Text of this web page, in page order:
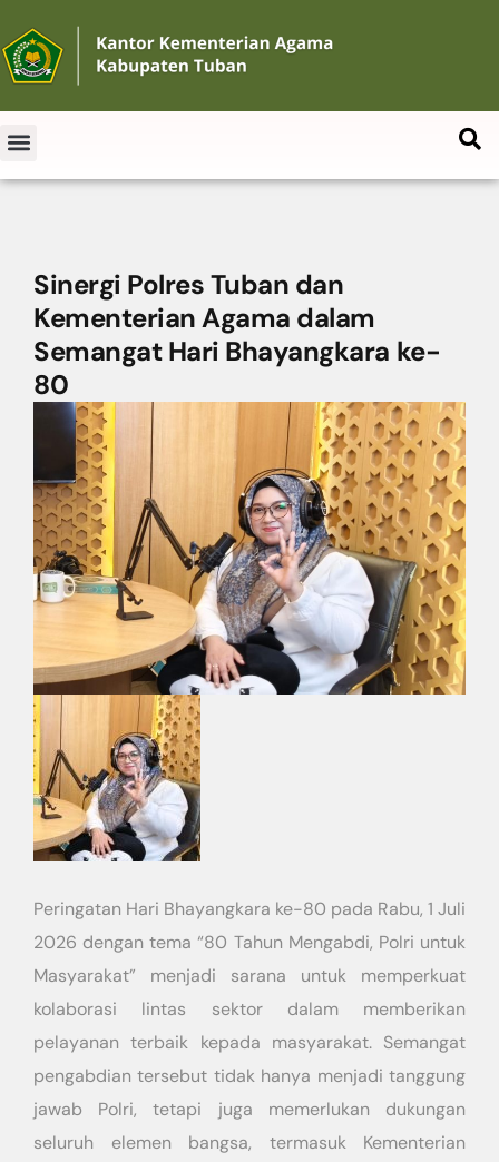
Sinergi Polres Tuban dan
Kementerian Agama dalam
Semangat Hari Bhayangkara ke-
80
Peringatan Hari Bhayangkara ke-80 pada Rabu, 1 Juli
2026 dengan tema “80 Tahun Mengabdi, Polri untuk
Masyarakat” menjadi sarana untuk memperkuat
kolaborasi lintas sektor dalam memberikan
pelayanan terbaik kepada masyarakat. Semangat
pengabdian tersebut tidak hanya menjadi tanggung
jawab Polri, tetapi juga memerlukan dukungan
seluruh elemen bangsa, termasuk Kementerian